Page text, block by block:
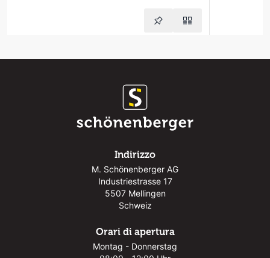
Indirizzo
M. Schönenberger AG
Industriestrasse 17
5507 Mellingen
Schweiz
Orari di apertura
Montag - Donnerstag